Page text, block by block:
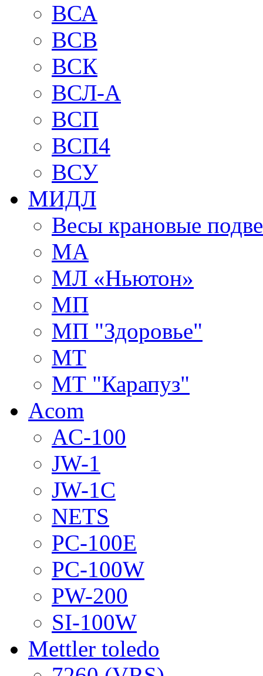
ВСА
ВСВ
ВСК
ВСЛ-А
ВСП
ВСП4
ВСУ
МИДЛ
Весы крановые
МА
МЛ «Ньютон»
МП
МП "Здоровье"
МТ
МТ "Карапуз"
Acom
AC-100
JW-1
JW-1C
NETS
PC-100E
PC-100W
PW-200
SI-100W
Mettler toledo